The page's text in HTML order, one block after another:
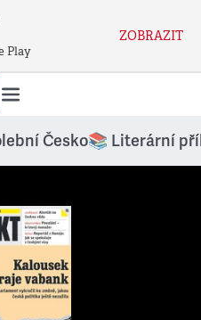
Play
ZOBRAZIT
Česko📚 Literární